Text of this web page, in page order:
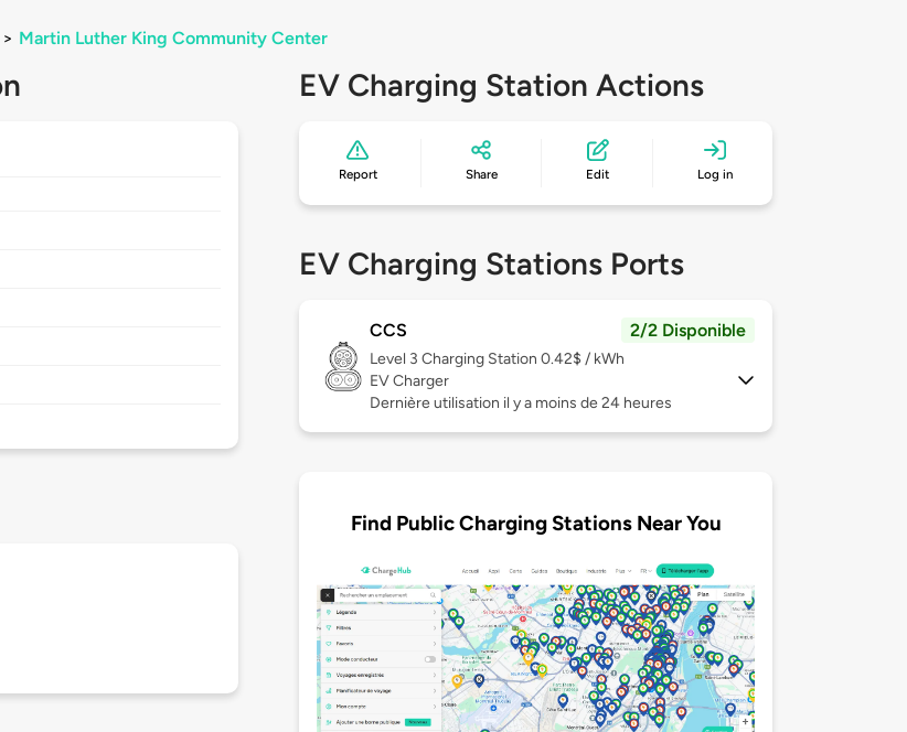
> Martin Luther King Community Center
EV Charging Station Actions
Report Share Edit Log in
EV Charging Stations Ports
CCS 2/2 Disponible
Level 3 Charging Station 0.42$ / kWh
EV Charger
Dernière utilisation il y a moins de 24 heures
Find Public Charging Stations Near You